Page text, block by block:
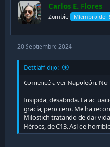
o
n
s
Carlos E. Flores
Zombie Miembro del
20 Septiembre 2024
Dettlaff dijo:
Comencé a ver Napoleón. No
Insípida, desabrida. La
gracia, pero cero. Me ha
Milostich tratando de dar
Héroes, de C13. Así de